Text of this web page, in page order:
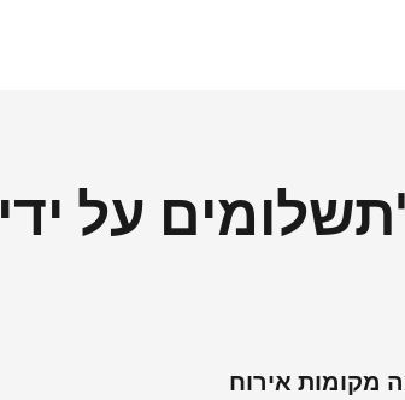
על ידי
מקומות אירוח